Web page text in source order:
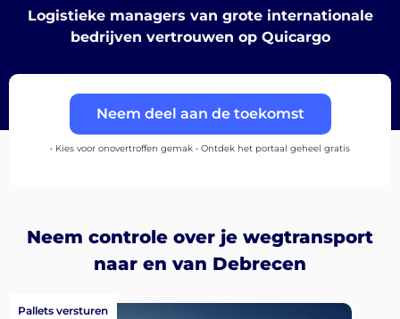
Nederlands
Inloggen
Aanmelden
Logistieke managers van grote internationale
bedrijven vertrouwen op Quicargo
Neem deel aan de toekomst
• Kies voor onovertroffen gemak • Ontdek het portaal geheel gratis
Neem controle over je wegtransport
naar en van Debrecen
Pallets versturen